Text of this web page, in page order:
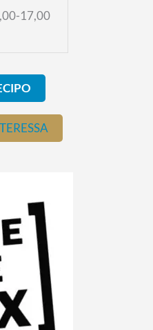
17,00